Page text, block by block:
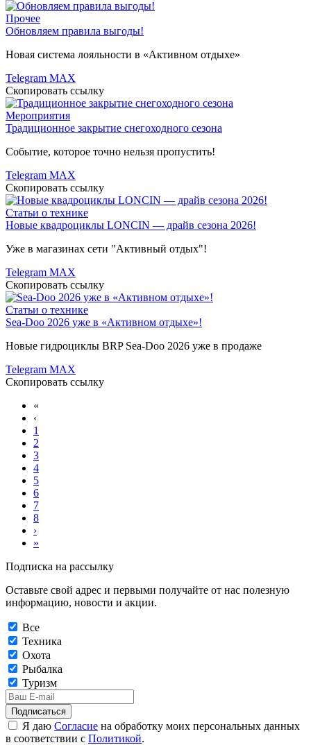
Прочее
Обновляем правила выгоды!
Новая система лояльности в «Активном отдыхе»
Telegram MAX
Скопировать ссылку
Мероприятия
Традиционное закрытие снегоходного сезона
Событие, которое точно нельзя пропустить!
Telegram MAX
Скопировать ссылку
Статьи о технике
Новые квадроциклы LONCIN — драйв сезона 2026!
Уже в магазинах сети "Активный отдых"!
Telegram MAX
Скопировать ссылку
Статьи о технике
Sea-Doo 2026 уже в «Активном отдыхе»!
Новые гидроциклы BRP Sea-Doo 2026 уже в продаже
Telegram MAX
Скопировать ссылку
«
‹
1
2
3
4
5
6
7
8
›
»
Подписка на рассылку
Оставьте свой адрес и первыми получайте от нас полезную
информацию, новости и акции.
Все
Техника
Охота
Рыбалка
Туризм
Подписаться
Я даю Согласие на обработку моих персональных данных
в соответствии с Политикой.